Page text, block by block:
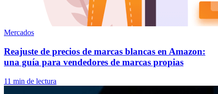
Mercados
Reajuste de precios de marcas blancas en Amazon:
una guía para vendedores de marcas propias
11 min de lectura